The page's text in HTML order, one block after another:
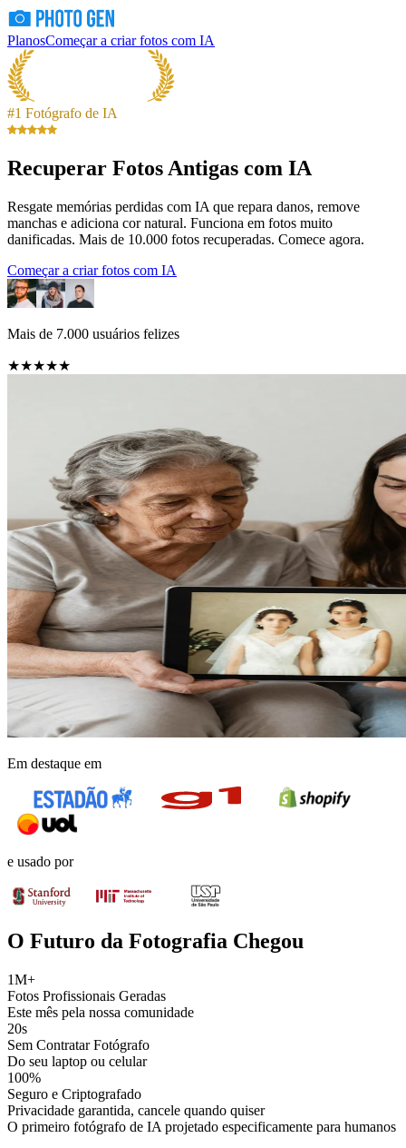
PlanosComeçar a criar fotos com IA
#1 Fotógrafo de IA
Recuperar Fotos Antigas com IA
Resgate memórias perdidas com IA que repara danos, remove
manchas e adiciona cor natural. Funciona em fotos muito
danificadas. Mais de 10.000 fotos recuperadas. Comece agora.
Começar a criar fotos com IA
Mais de 7.000 usuários felizes
★★★★★
Em destaque em
e usado por
O Futuro da Fotografia Chegou
1M+
Fotos Profissionais Geradas
Este mês pela nossa comunidade
20s
Sem Contratar Fotógrafo
Do seu laptop ou celular
100%
Seguro e Criptografado
Privacidade garantida, cancele quando quiser
O primeiro fotógrafo de IA projetado especificamente para humanos